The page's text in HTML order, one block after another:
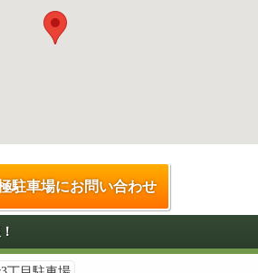
駐車場にお問い合わせ